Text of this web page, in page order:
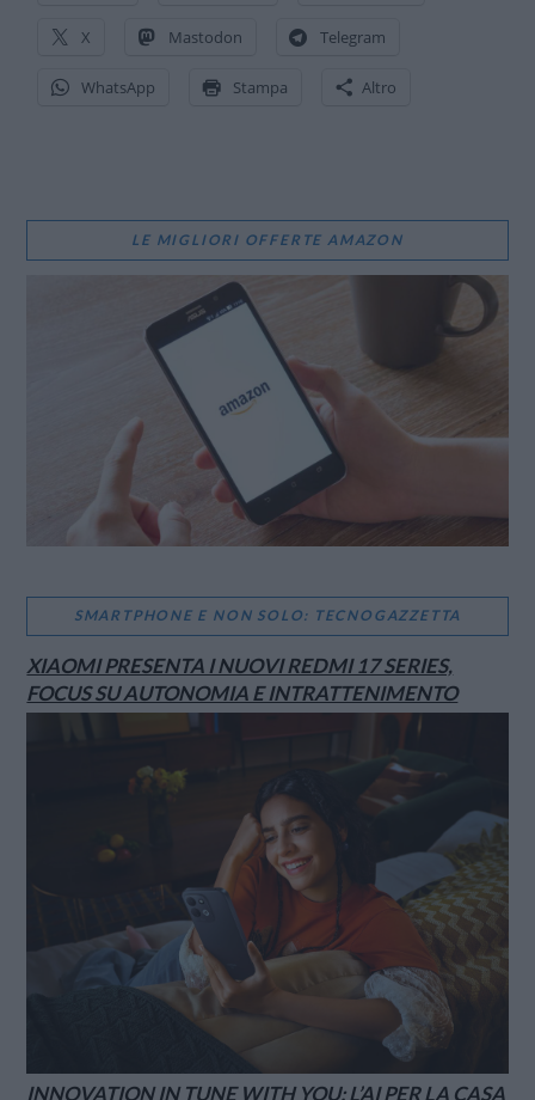
X Mastodon Telegram
WhatsApp Stampa Altro
LE MIGLIORI OFFERTE AMAZON
SMARTPHONE E NON SOLO: TECNOGAZZETTA
XIAOMI PRESENTA I NUOVI REDMI 17 SERIES,
FOCUS SU AUTONOMIA E INTRATTENIMENTO
INNOVATION IN TUNE WITH YOU: L’AI PER LA CASA